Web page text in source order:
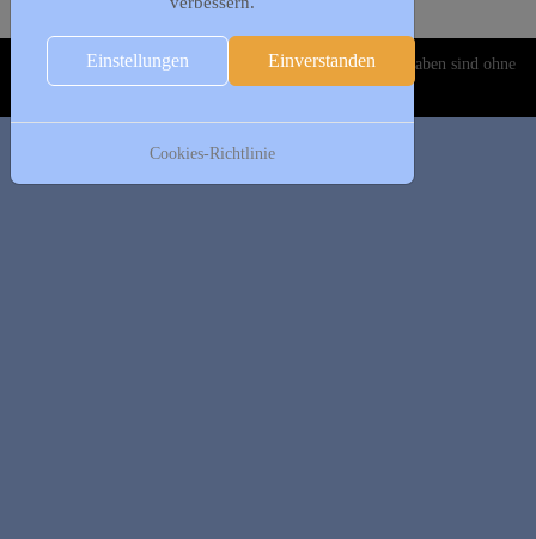
Es wurden keine Events gefunden
Copyright © 2020-2026 DJK Gillrath 1911 e. V. Alle Angaben sind ohne
Gewähr!
Einstellungen Einverstanden
Cookies-Richtlinie